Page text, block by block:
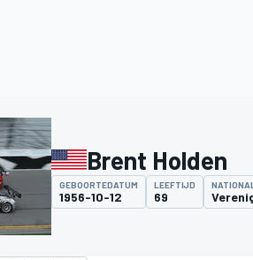
Brent Holden
GEBOORTEDATUM
1956-10-12
LEEFTIJD
69